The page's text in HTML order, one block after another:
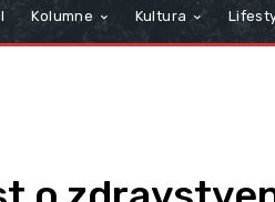
Kolumne Kultura